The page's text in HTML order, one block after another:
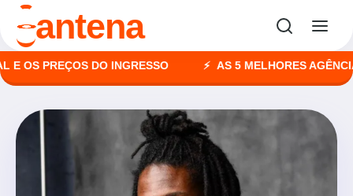
oantena
PREÇOS DO INGRESSO AS 5 MELHORES AGÊNCIAS